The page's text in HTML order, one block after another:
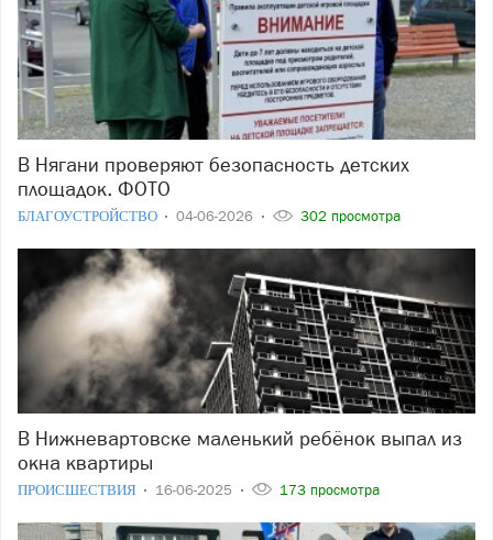
В Нягани проверяют безопасность детских
площадок. ФОТО
БЛАГОУСТРОЙСТВО 04-06-2026 302 просмотра
В Нижневартовске маленький ребёнок выпал из
окна квартиры
ПРОИСШЕСТВИЯ 16-06-2025 173 просмотра